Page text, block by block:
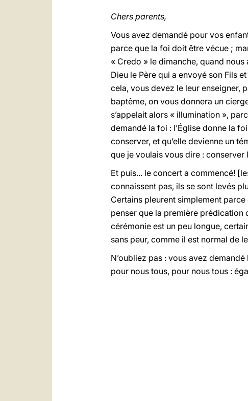
Chers parents,
Vous avez demandé pour vos
parce que la foi doit être vécue ;
« Credo » le dimanche, quand nous
Dieu le Père qui a envoyé son Fils
cela, vous devez le leur enseigner,
baptême, on vous donnera un
s’appelait alors « illumination »,
demandé la foi : l’Église donne la
conserver, et qu’elle devienne un
que je voulais vous dire :
Et puis... le concert a commencé!
connaissent pas, ils se sont levés
Certains pleurent simplement parce
penser que la première prédication
cérémonie est un peu longue,
sans peur, comme il est normal de
N’oubliez pas : vous avez
pour nous tous, pour nous tous :